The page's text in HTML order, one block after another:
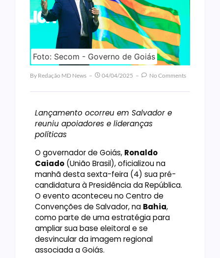
Foto: Secom - Governo de Goiás
By Redação MD News 04/04/2025 No Comments
Lançamento ocorreu em Salvador e
reuniu apoiadores e lideranças
políticas
O governador de Goiás, Ronaldo
Caiado (União Brasil), oficializou na
manhã desta sexta-feira (4) sua pré-
candidatura à Presidência da República.
O evento aconteceu no Centro de
Convenções de Salvador, na Bahia,
como parte de uma estratégia para
ampliar sua base eleitoral e se
desvincular da imagem regional
associada a Goiás.